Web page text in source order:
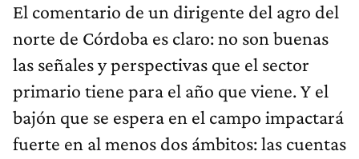
El comentario de un dirigente del agro del
norte de Córdoba es claro: no son buenas
las señales y perspectivas que el sector
primario tiene para el año que viene. Y el
bajón que se espera en el campo impactará
fuerte en al menos dos ámbitos: las cuentas